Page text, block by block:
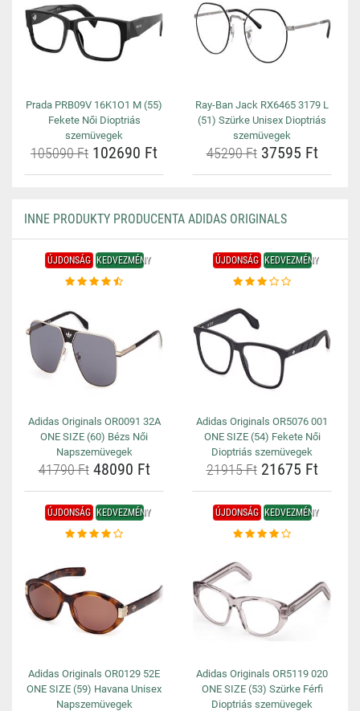
Prada PRB09V 16K1O1 M (55)
Fekete Női Dioptriás
szemüvegek
105090 Ft 102690 Ft
Ray-Ban Jack RX6465 3179 L
(51) Szürke Unisex Dioptriás
szemüvegek
45290 Ft37595 Ft
INNE PRODUKTY PRODUCENTA ADIDAS ORIGINALS
ÚJDONSÁG KEDVEZMÉNY
Adidas Originals OR0091 32A
ONE SIZE (60) Bézs Női
Napszemüvegek
41790 Ft48090 Ft
ÚJDONSÁG KEDVEZMÉNY
Adidas Originals OR5076 001
ONE SIZE (54) Fekete Női
Dioptriás szemüvegek
21915 Ft21675 Ft
ÚJDONSÁG KEDVEZMÉNY
Adidas Originals OR0129 52E
ONE SIZE (59) Havana Unisex
Napszemüvegek
ÚJDONSÁG KEDVEZMÉNY
Adidas Originals OR5119 020
ONE SIZE (53) Szürke Férfi
Dioptriás szemüvegek